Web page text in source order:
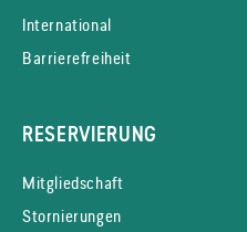
International
Barrierefreiheit
RESERVIERUNG
Mitgliedschaft
Stornierungen